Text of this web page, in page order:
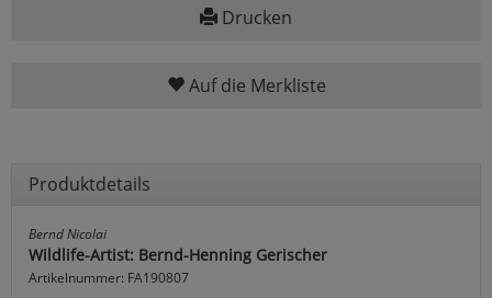
Drucken
Auf die Merkliste
Produktdetails
Bernd Nicolai
Wildlife-Artist: Bernd-Henning Gerischer
Artikelnummer: FA190807